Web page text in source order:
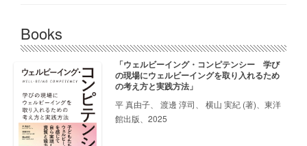
Books
「ウェルビーイング・コンピテンシー 学び
の現場にウェルビーイングを取り入れるため
の考え方と実践方法」
平 真由子、 渡邊 淳司、 横山 実紀 (著)、東洋
館出版、2025